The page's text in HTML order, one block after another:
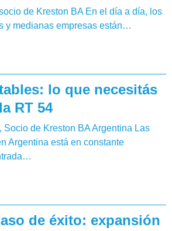
de Kreston BA En el día a día, los
y medianas empresas están…
lo que necesitás
RT 54
Socio de Kreston BA Argentina Las
Argentina está en constante
de éxito: expansión